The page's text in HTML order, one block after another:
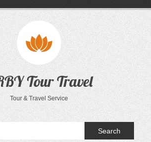
Tour Travel
Tour & Travel Service
Search